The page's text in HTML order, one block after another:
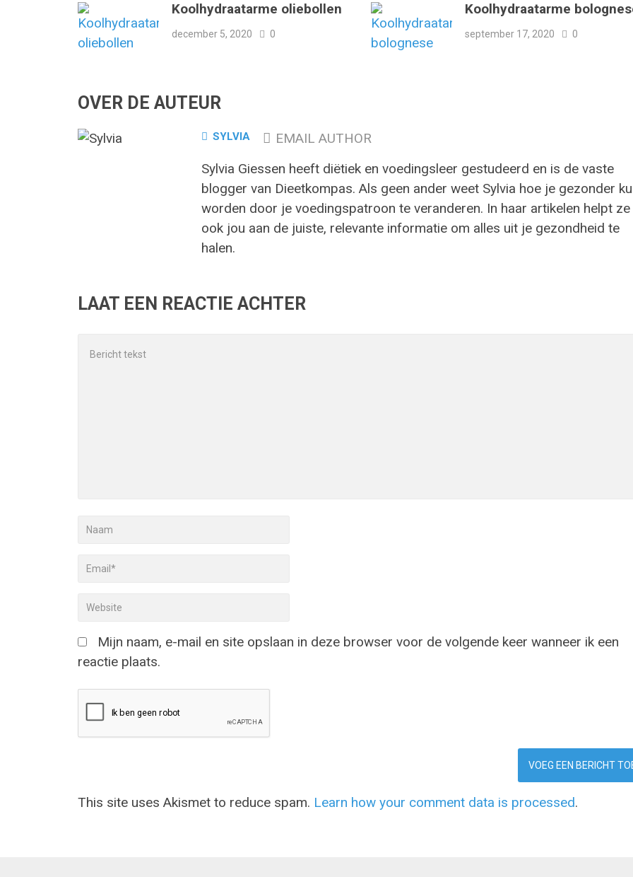
Koolhydraatarme oliebollen
december 5, 2020 0
Koolhydraatarme
september 17, 2020 0
OVER DE AUTEUR
SYLVIA
EMAIL AUTHOR
Sylvia Giessen heeft diëtiek en voedingsleer gestudeerd en is de vaste
blogger van Dieetkompas. Als geen ander weet Sylvia hoe je gezonder
worden door je voedingspatroon te veranderen. In haar artikelen helpt ze
ook jou aan de juiste, relevante informatie om alles uit je gezondheid te
halen.
LAAT EEN REACTIE ACHTER
Mijn naam, e-mail en site opslaan in deze browser voor de volgende keer wanneer ik een
reactie plaats.
This site uses Akismet to reduce spam. Learn how your comment data is processed.